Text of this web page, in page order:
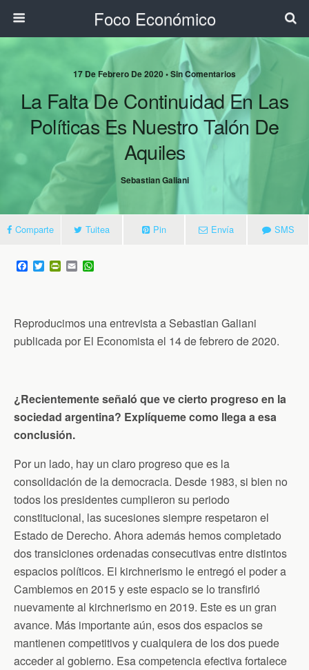
Foco Económico
17 De Febrero De 2020 • Sin Comentarios
La Falta De Continuidad En Las
Políticas Es Nuestro Talón De
Aquiles
Sebastian Galiani
Comparte Tuitea Pin Envía SMS
F
a
o
o
k
T
w
e
r
P
F
r
i
y
E
m
A
p
p
Reproducimos una entrevista a Sebastian Galiani
publicada por El Economista el 14 de febrero de 2020.
¿Recientemente señaló que ve cierto progreso en la
sociedad argentina? Explíqueme como llega a esa
conclusión.
Por un lado, hay un claro progreso que es la
consolidación de la democracia. Desde 1983, si bien no
todos los presidentes cumplieron su periodo
constitucional, las sucesiones siempre respetaron el
Estado de Derecho. Ahora además hemos completado
dos transiciones ordenadas consecutivas entre distintos
espacios políticos. El kirchnerismo le entregó el poder a
Cambiemos en 2015 y este espacio se lo transfirió
nuevamente al kirchnerismo en 2019. Este es un gran
avance. Más importante aún, esos dos espacios se
mantienen competitivos y cualquiera de los dos puede
acceder al gobierno. Esa competencia efectiva fortalece